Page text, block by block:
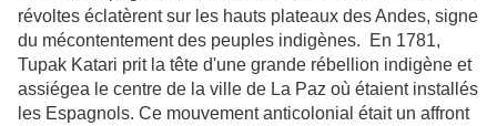
révoltes éclatèrent sur les hauts plateaux des Andes, signe
du mécontentement des peuples indigènes. En 1781,
Tupak Katari prit la tête d'une grande rébellion indigène et
assiégea le centre de la ville de La Paz où étaient installés
les Espagnols. Ce mouvement anticolonial était un affront